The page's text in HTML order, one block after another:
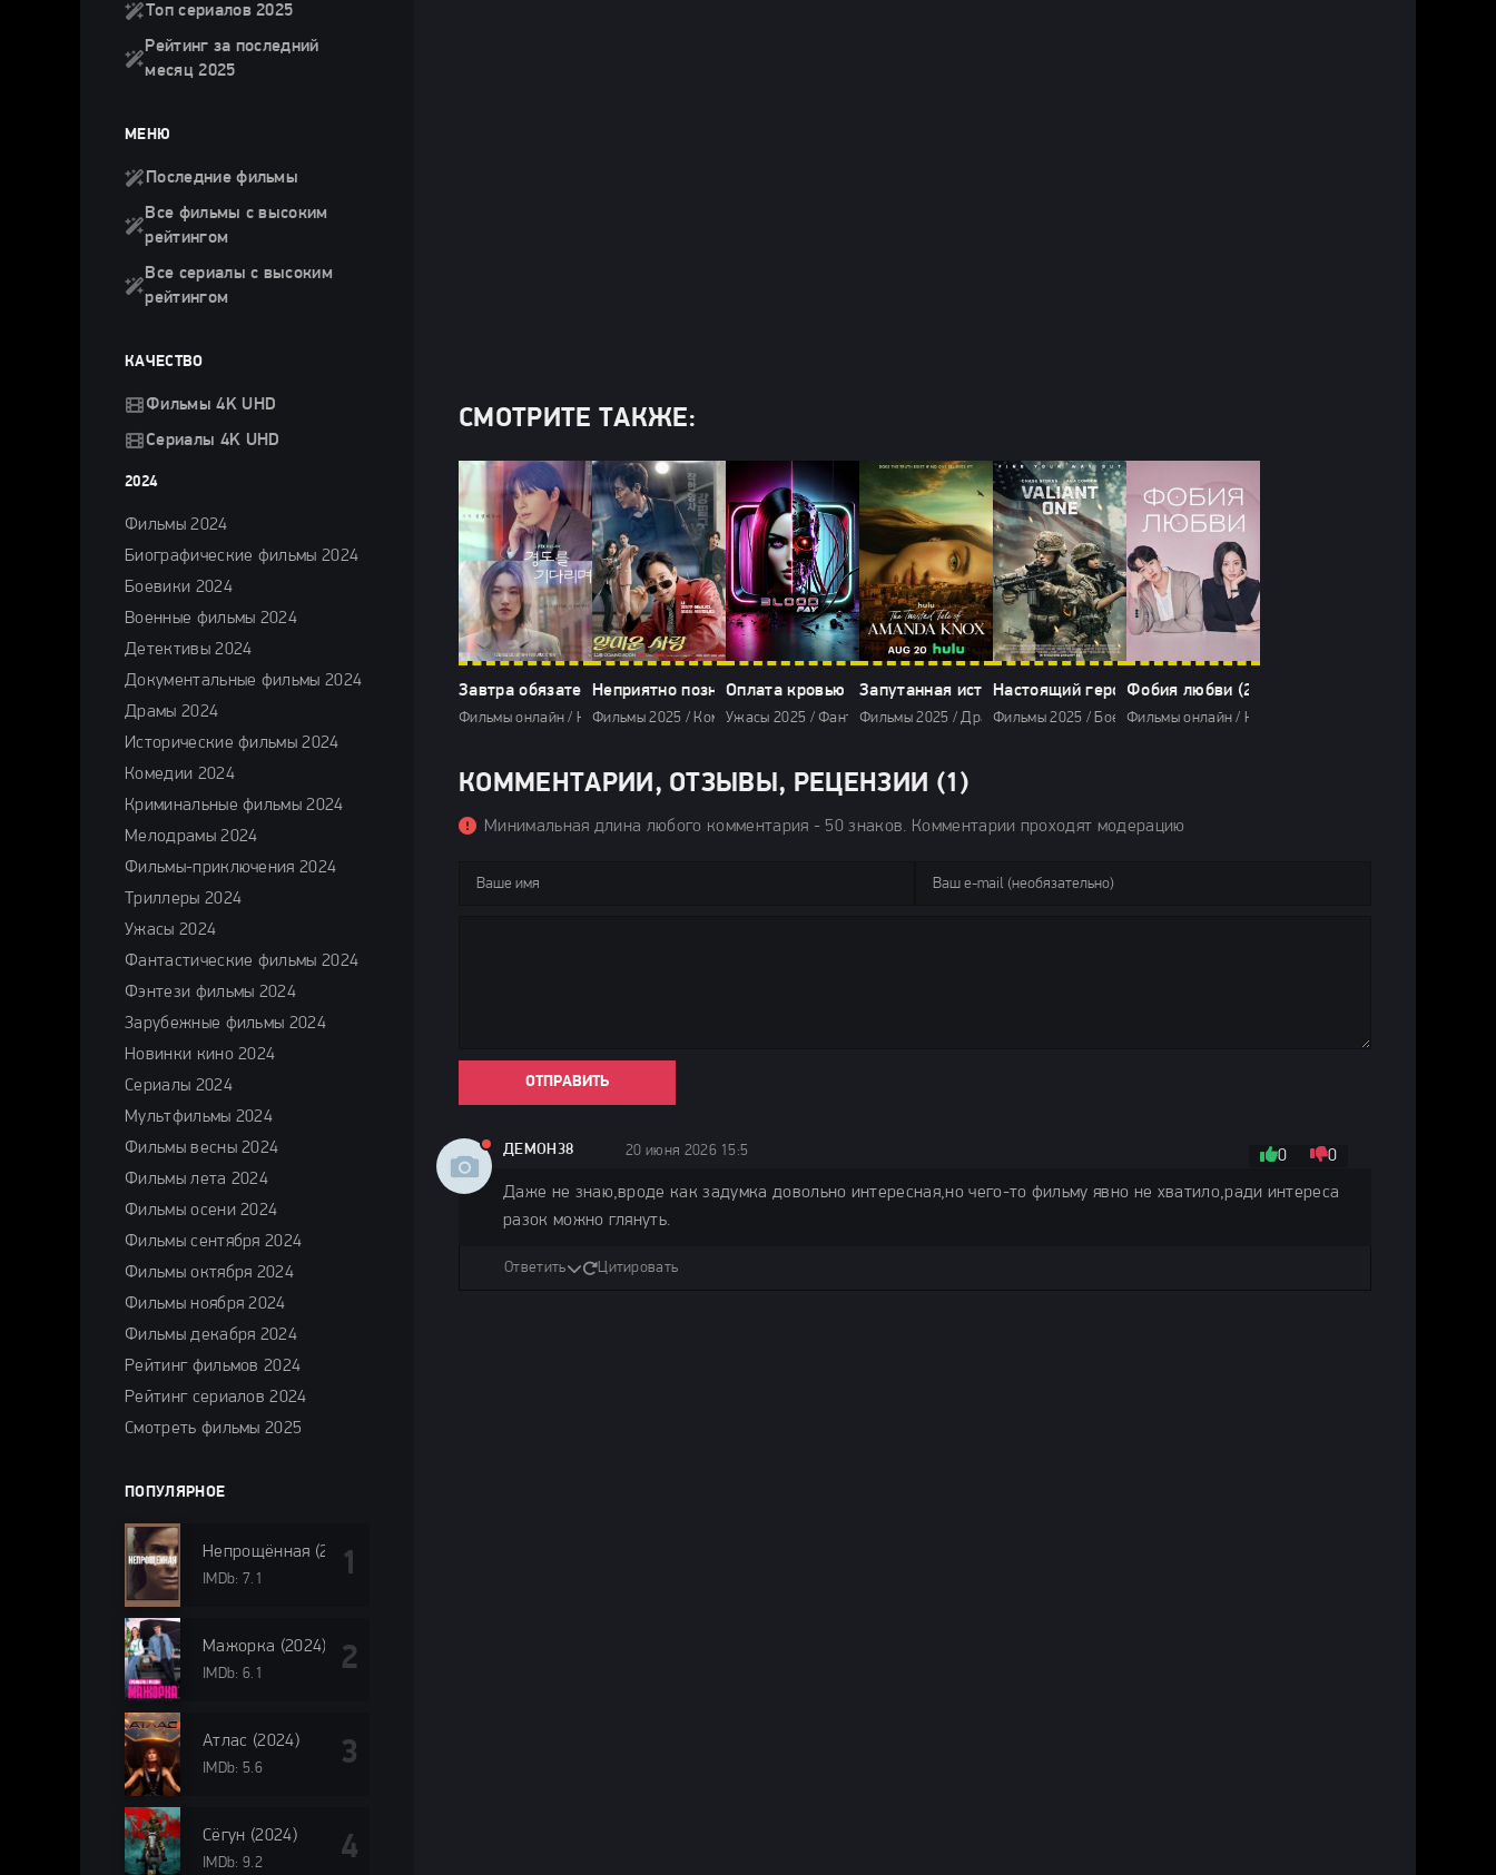
СМОТРИТЕ ТАКЖЕ:
Завтра обязательно (2026)
Фильмы онлайн / Комедии 2026 / Мелодрамы 2026 / Сериалы 2026 / Фильмы 2026 / Сериалы с высоким рейтингом
Неприятно познакомиться (2025)
Фильмы 2025 / Комедии 2025 / Мелодрамы 2025 / Сериалы 2025 / Фильмы онлайн / Сериалы с высоким рейтингом / Новинки
Оплата кровью (2025)
Ужасы 2025 / Фантастические фильмы 2025 / Зарубежные фильмы 2025 / Последние фильмы / Фильмы 2025 /
Запутанная история Аманды Нокс (2025)
Фильмы 2025 / Драмы 2025 / Криминальные фильмы 2025 / Сериалы 2025 / Сериалы лета
Настоящий герой (2025)
Фильмы 2025 / Боевики 2025 / Зарубежные фильмы 2025 / Фильмы
Фобия любви (2026)
Фильмы онлайн / Комедии 2026 / Мелодрамы 2026 /
КОММЕНТАРИИ, ОТЗЫВЫ, РЕЦЕНЗИИ (1)
Минимальная длина любого комментария - 50 знаков. Комментарии проходят модерацию
ОТПРАВИТЬ
ДЕМОН38 20 июня 2026 15:55 0 0
Даже не знаю,вроде как задумка довольно интересная,но чего-то фильму явно не хватило,ради интереса
разок можно глянуть.
Ответить Цитировать
Топ сериалов 2025
Рейтинг за последний
месяц 2025
МЕНЮ
Последние фильмы
Все фильмы с высоким
рейтингом
Все сериалы с высоким
рейтингом
КАЧЕСТВО
Фильмы 4K UHD
Сериалы 4K UHD
2024
Фильмы 2024
Биографические фильмы 2024
Боевики 2024
Военные фильмы 2024
Детективы 2024
Документальные фильмы 2024
Драмы 2024
Исторические фильмы 2024
Комедии 2024
Криминальные фильмы 2024
Мелодрамы 2024
Фильмы-приключения 2024
Триллеры 2024
Ужасы 2024
Фантастические фильмы 2024
Фэнтези фильмы 2024
Зарубежные фильмы 2024
Новинки кино 2024
Сериалы 2024
Мультфильмы 2024
Фильмы весны 2024
Фильмы лета 2024
Фильмы осени 2024
Фильмы сентября 2024
Фильмы октября 2024
Фильмы ноября 2024
Фильмы декабря 2024
Рейтинг фильмов 2024
Рейтинг сериалов 2024
Смотреть фильмы 2025
ПОПУЛЯРНОЕ
Непрощённая (2024)
IMDb: 7.1
Мажорка (2024)
IMDb: 6.1
Атлас (2024)
IMDb: 5.6
Сёгун (2024)
IMDb: 9.2